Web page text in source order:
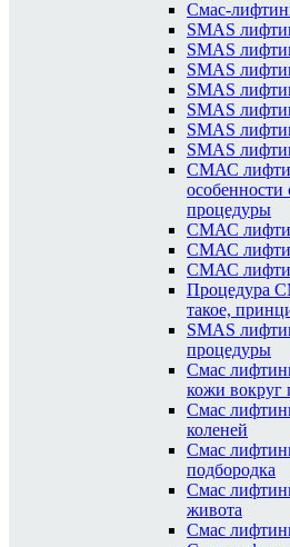
Смас-
SMAS
SMAS
SMAS
SMAS
SMAS
SMAS
SMAS
СМАС
процедуры
СМАС
СМАС
СМАС
Процедура
такое,
SMAS
процедуры
Смас
кожи вокруг
Смас
коленей
Смас
подбородка
Смас
живота
Смас